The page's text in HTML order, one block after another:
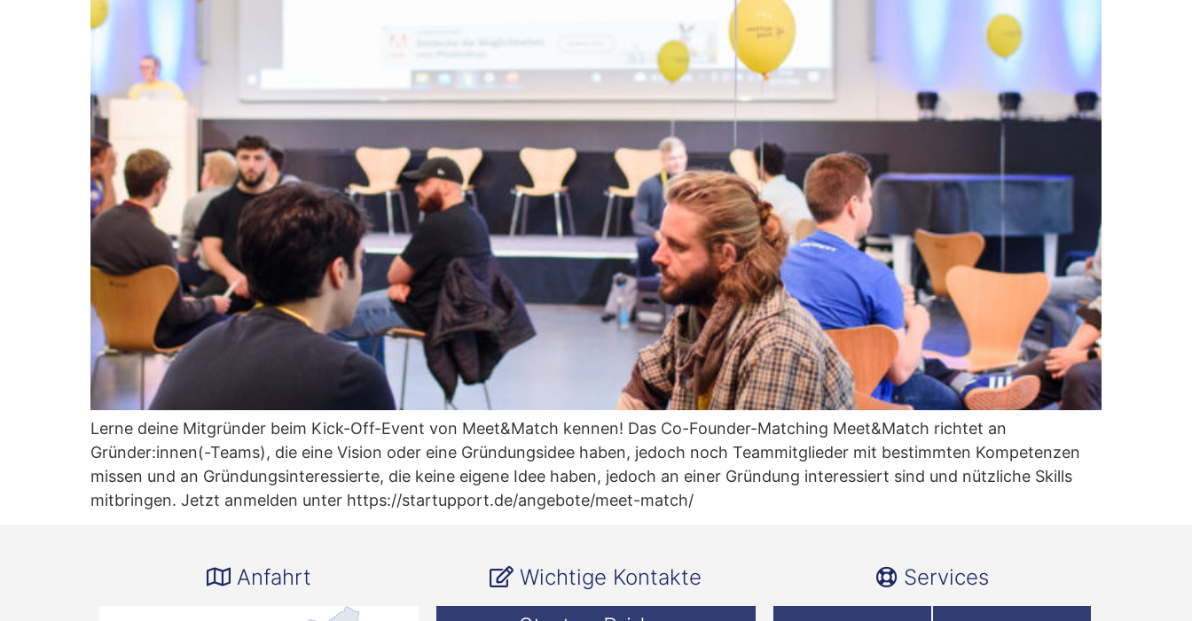
Lerne deine Mitgründer beim Kick-Off-Event von Meet&Match kennen! Das Co-Founder-Matching Meet&Match richtet an
Gründer:innen(-Teams), die eine Vision oder eine Gründungsidee haben, jedoch noch Teammitglieder mit bestimmten Kompetenzen
missen und an Gründungsinteressierte, die keine eigene Idee haben, jedoch an einer Gründung interessiert sind und nützliche Skills
mitbringen. Jetzt anmelden unter https://startupport.de/angebote/meet-match/
Anfahrt Wichtige Kontakte Services